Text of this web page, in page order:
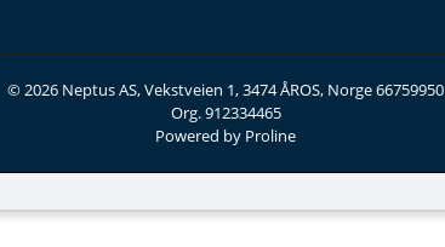
© 2026 Neptus AS, Vekstveien 1, 3474 ÅROS, Norge 66759950
Org. 912334465
Powered by Proline